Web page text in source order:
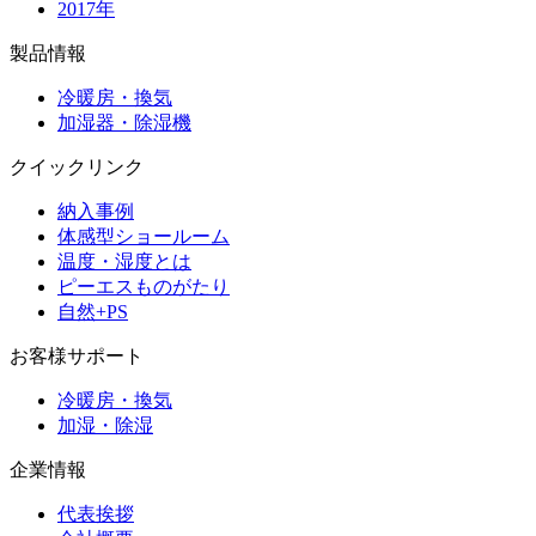
2017年
製品情報
冷暖房・換気
加湿器・除湿機
クイックリンク
納入事例
体感型ショールーム
温度・湿度とは
ピーエスものがたり
自然+PS
お客様サポート
冷暖房・換気
加湿・除湿
企業情報
代表挨拶